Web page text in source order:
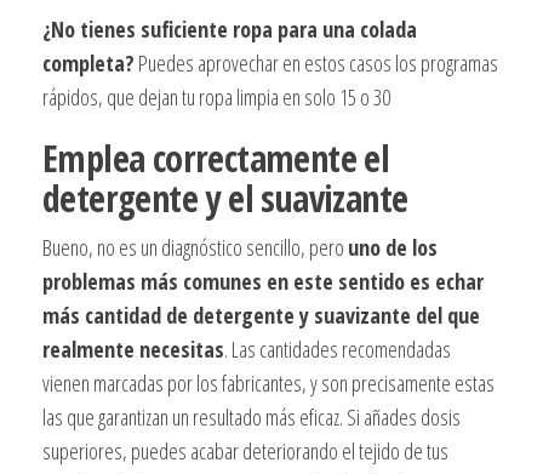
¿No tienes suficiente ropa para una colada
completa? Puedes aprovechar en estos casos los programas
rápidos, que dejan tu ropa limpia en solo 15 o 30
Emplea correctamente el
detergente y el suavizante
Bueno, no es un diagnóstico sencillo, pero uno de los
problemas más comunes en este sentido es echar
más cantidad de detergente y suavizante del que
realmente necesitas. Las cantidades recomendadas
vienen marcadas por los fabricantes, y son precisamente estas
las que garantizan un resultado más eficaz. Si añades dosis
superiores, puedes acabar deteriorando el tejido de tus